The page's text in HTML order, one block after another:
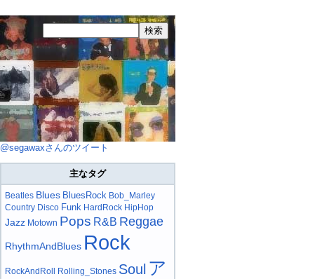
@segawaxさんのツイート
主なタグ
Beatles Blues BluesRock Bob_Marley
Country Disco Funk HardRock HipHop
Jazz Motown Pops R&B Reggae
RhythmAndBlues Rock
RockAndRoll Rolling_Stones Soul ア